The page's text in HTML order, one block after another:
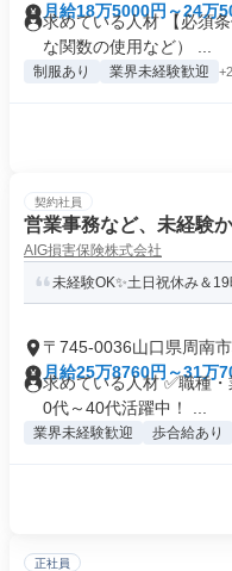
月給18万5000円～24万
求めている人材 【必須
な関数の使用など） ...
制服あり 業界未経験歓迎
契約社員
営業事務など、未経験
AIG損害保険株式会社
未経験OK✨土日祝休み＆
〒745-0036山口県周南
月給25万8760円～31万
求めている人材 ✅職種
0代～40代活躍中！ ...
業界未経験歓迎 歩合給あり
正社員